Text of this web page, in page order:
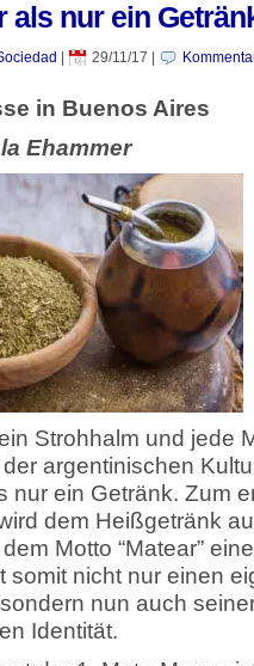
als nur ein
29/11/17
in Buenos Aires
Ehammer
Strohhalm und jede
argentinischen
nur ein Getränk. Zum
dem Heißgetränk
Motto “Matear”
somit nicht nur einen
nun auch
Identität.